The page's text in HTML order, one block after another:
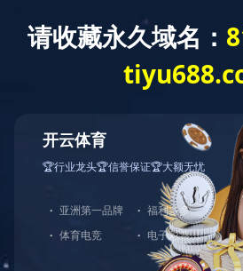
爱游戏网页版
全部分类